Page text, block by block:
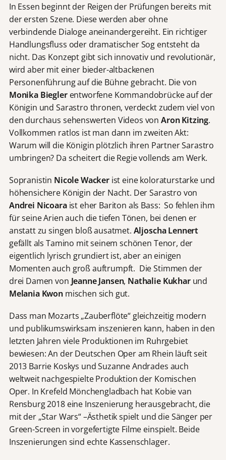
In Essen beginnt der Reigen der Prüfungen bereits mit
der ersten Szene. Diese werden aber ohne
verbindende Dialoge aneinandergereiht. Ein richtiger
Handlungsfluss oder dramatischer Sog entsteht da
nicht. Das Konzept gibt sich innovativ und revolutionär,
wird aber mit einer bieder-altbackenen
Personenführung auf die Bühne gebracht. Die von
Monika Bieglerentworfene Kommandobrücke auf der
Königin und Sarastro thronen, verdeckt zudem viel von
den durchaus sehenswerten Videos von Aron Kitzing.
Vollkommen ratlos ist man dann im zweiten Akt:
Warum will die Königin plötzlich ihren Partner Sarastro
umbringen? Da scheitert die Regie vollends am Werk.
Sopranistin Nicole Wackerist eine koloraturstarke und
höhensichere Königin der Nacht. Der Sarastro von
Andrei Nicoaraist eher Bariton als Bass: So fehlen ihm
für seine Arien auch die tiefen Tönen, bei denen er
anstatt zu singen bloß ausatmet. Aljoscha Lennert
gefällt als Tamino mit seinem schönen Tenor, der
eigentlich lyrisch grundiert ist, aber an einigen
Momenten auch groß auftrumpft. Die Stimmen der
drei Damen von Jeanne Jansen, Nathalie Kukharund
Melania Kwon mischen sich gut.
Dass man Mozarts „Zauberflöte“ gleichzeitig modern
und publikumswirksam inszenieren kann, haben in den
letzten Jahren viele Produktionen im Ruhrgebiet
bewiesen: An der Deutschen Oper am Rhein läuft seit
2013 Barrie Koskys und Suzanne Andrades auch
weltweit nachgespielte Produktion der Komischen
Oper. In Krefeld Mönchengladbach hat Kobie van
Rensburg 2018 eine Inszenierung herausgebracht, die
mit der „Star Wars“ –Ästhetik spielt und die Sänger per
Green-Screen in vorgefertigte Filme einspielt. Beide
Inszenierungen sind echte Kassenschlager.